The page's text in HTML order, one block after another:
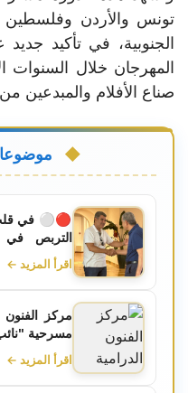
تونس والأردن وفلسطين
الجنوبية، في تأكيد
المهرجان خلال السنوات
صناع الأفلام والمبدعين
🔴⚪ في قلب
والطياشي
اقرأ المزيد ←
مركز الفنون
مسرحية
اقرأ المزيد ←